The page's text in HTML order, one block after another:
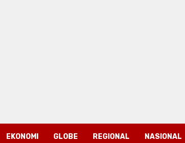
EKONOMI GLOBE REGIONAL NASIONAL